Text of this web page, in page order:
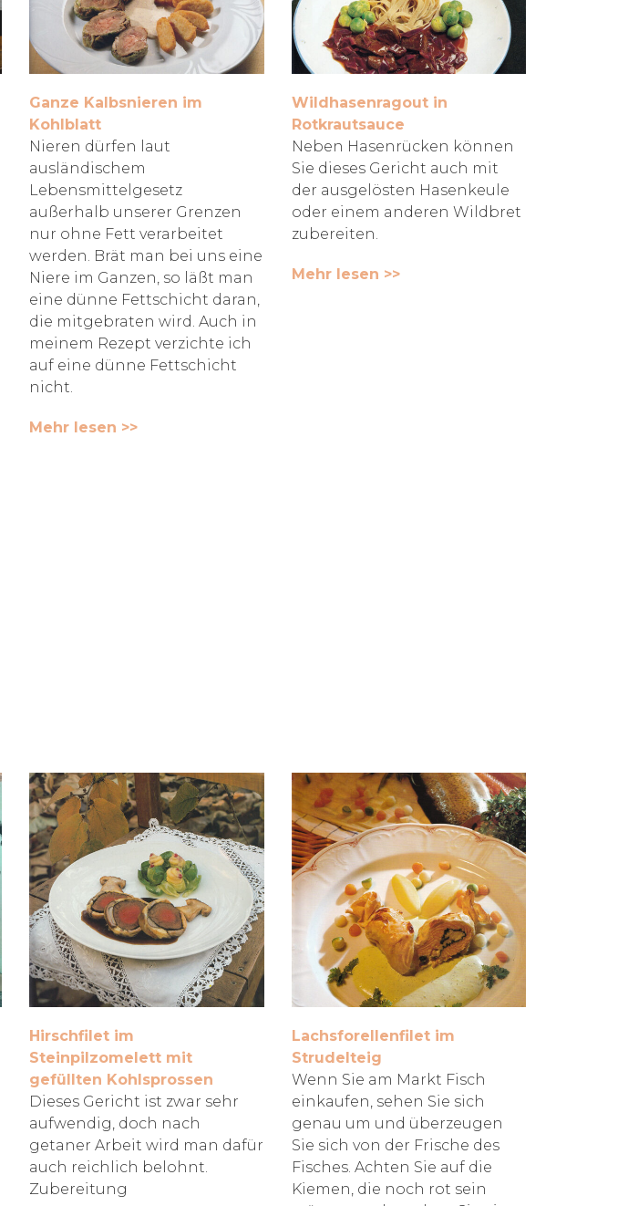
Ganze Kalbsnieren im
Kohlblatt
Nieren dürfen laut
ausländischem
Lebensmittelgesetz
außerhalb unserer Grenzen
nur ohne Fett verarbeitet
werden. Brät man bei uns eine
Niere im Ganzen, so läßt man
eine dünne Fettschicht daran,
die mitgebraten wird. Auch in
meinem Rezept verzichte ich
auf eine dünne Fettschicht
nicht.
Mehr lesen >>
Wildhasenragout in
Rotkrautsauce
Neben Hasenrücken können
Sie dieses Gericht auch mit
der ausgelösten Hasenkeule
oder einem anderen Wildbret
zubereiten.
Mehr lesen >>
Hirschfilet im
Steinpilzomelett mit
gefüllten Kohlsprossen
Dieses Gericht ist zwar sehr
aufwendig, doch nach
getaner Arbeit wird man dafür
auch reichlich belohnt.
Zubereitung
Lachsforellenfilet im
Strudelteig
Wenn Sie am Markt Fisch
einkaufen, sehen Sie sich
genau um und überzeugen
Sie sich von der Frische des
Fisches. Achten Sie auf die
Kiemen, die noch rot sein